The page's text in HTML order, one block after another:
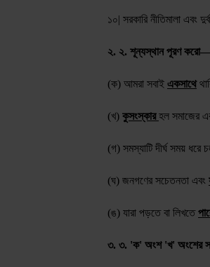
১০| সরকারি নীতিমালা এবং
২. ২. শূন্যস্থান পূরণ
(ক) আমরা সবাই একসাথে
(খ) কুসংস্কারহল সমাজের
(গ) সমস্যাটি দীর্ঘ সময় ধরে
(ঘ) জনগণের সচেতনতা এবং
(ঙ) যারা পড়তে বা লিখতে
৩. ৩. 'ক' অংশ 'খ' অংশের